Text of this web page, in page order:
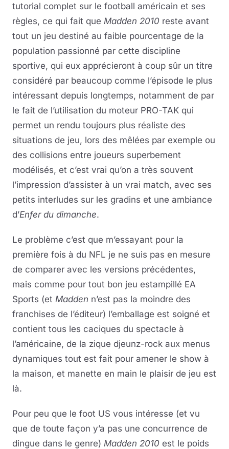
tutorial complet sur le football américain et ses
règles, ce qui fait que Madden 2010 reste avant
tout un jeu destiné au faible pourcentage de la
population passionné par cette discipline
sportive, qui eux apprécieront à coup sûr un titre
considéré par beaucoup comme l’épisode le plus
intéressant depuis longtemps, notamment de par
le fait de l’utilisation du moteur PRO-TAK qui
permet un rendu toujours plus réaliste des
situations de jeu, lors des mêlées par exemple ou
des collisions entre joueurs superbement
modélisés, et c’est vrai qu’on a très souvent
l’impression d’assister à un vrai match, avec ses
petits interludes sur les gradins et une ambiance
d’Enfer du dimanche.
Le problème c’est que m’essayant pour la
première fois à du NFL je ne suis pas en mesure
de comparer avec les versions précédentes,
mais comme pour tout bon jeu estampillé EA
Sports (et Madden n’est pas la moindre des
franchises de l’éditeur) l’emballage est soigné et
contient tous les caciques du spectacle à
l’américaine, de la zique djeunz-rock aux menus
dynamiques tout est fait pour amener le show à
la maison, et manette en main le plaisir de jeu est
là.
Pour peu que le foot US vous intéresse (et vu
que de toute façon y’a pas une concurrence de
dingue dans le genre) Madden 2010 est le poids